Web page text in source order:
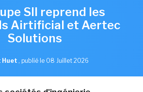
SII reprend les
Airtificial et Aertec
Solutions
Huet , publié le 08 Juillet 2026